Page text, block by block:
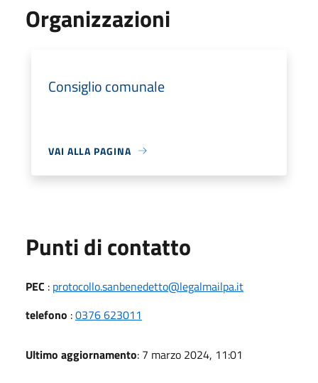
Organizzazioni
Consiglio comunale
VAI ALLA PAGINA
Punti di contatto
PEC : protocollo.sanbenedetto@legalmailpa.it
telefono :0376 623011
Ultimo aggiornamento: 7 marzo 2024, 11:01